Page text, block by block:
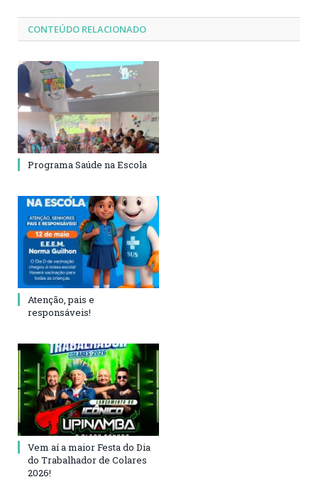
CONTEÚDO RELACIONADO
Programa Saúde na Escola
Atenção, pais e
responsáveis!
Vem aí a maior Festa do Dia
do Trabalhador de Colares
2026!